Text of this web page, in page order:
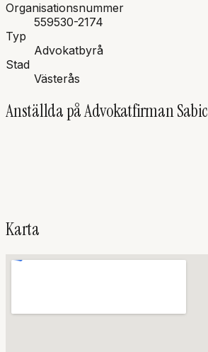
Organisationsnummer
559530-2174
Typ
Advokatbyrå
Stad
Västerås
Anställda påAdvokatfirman Sabic
Karta